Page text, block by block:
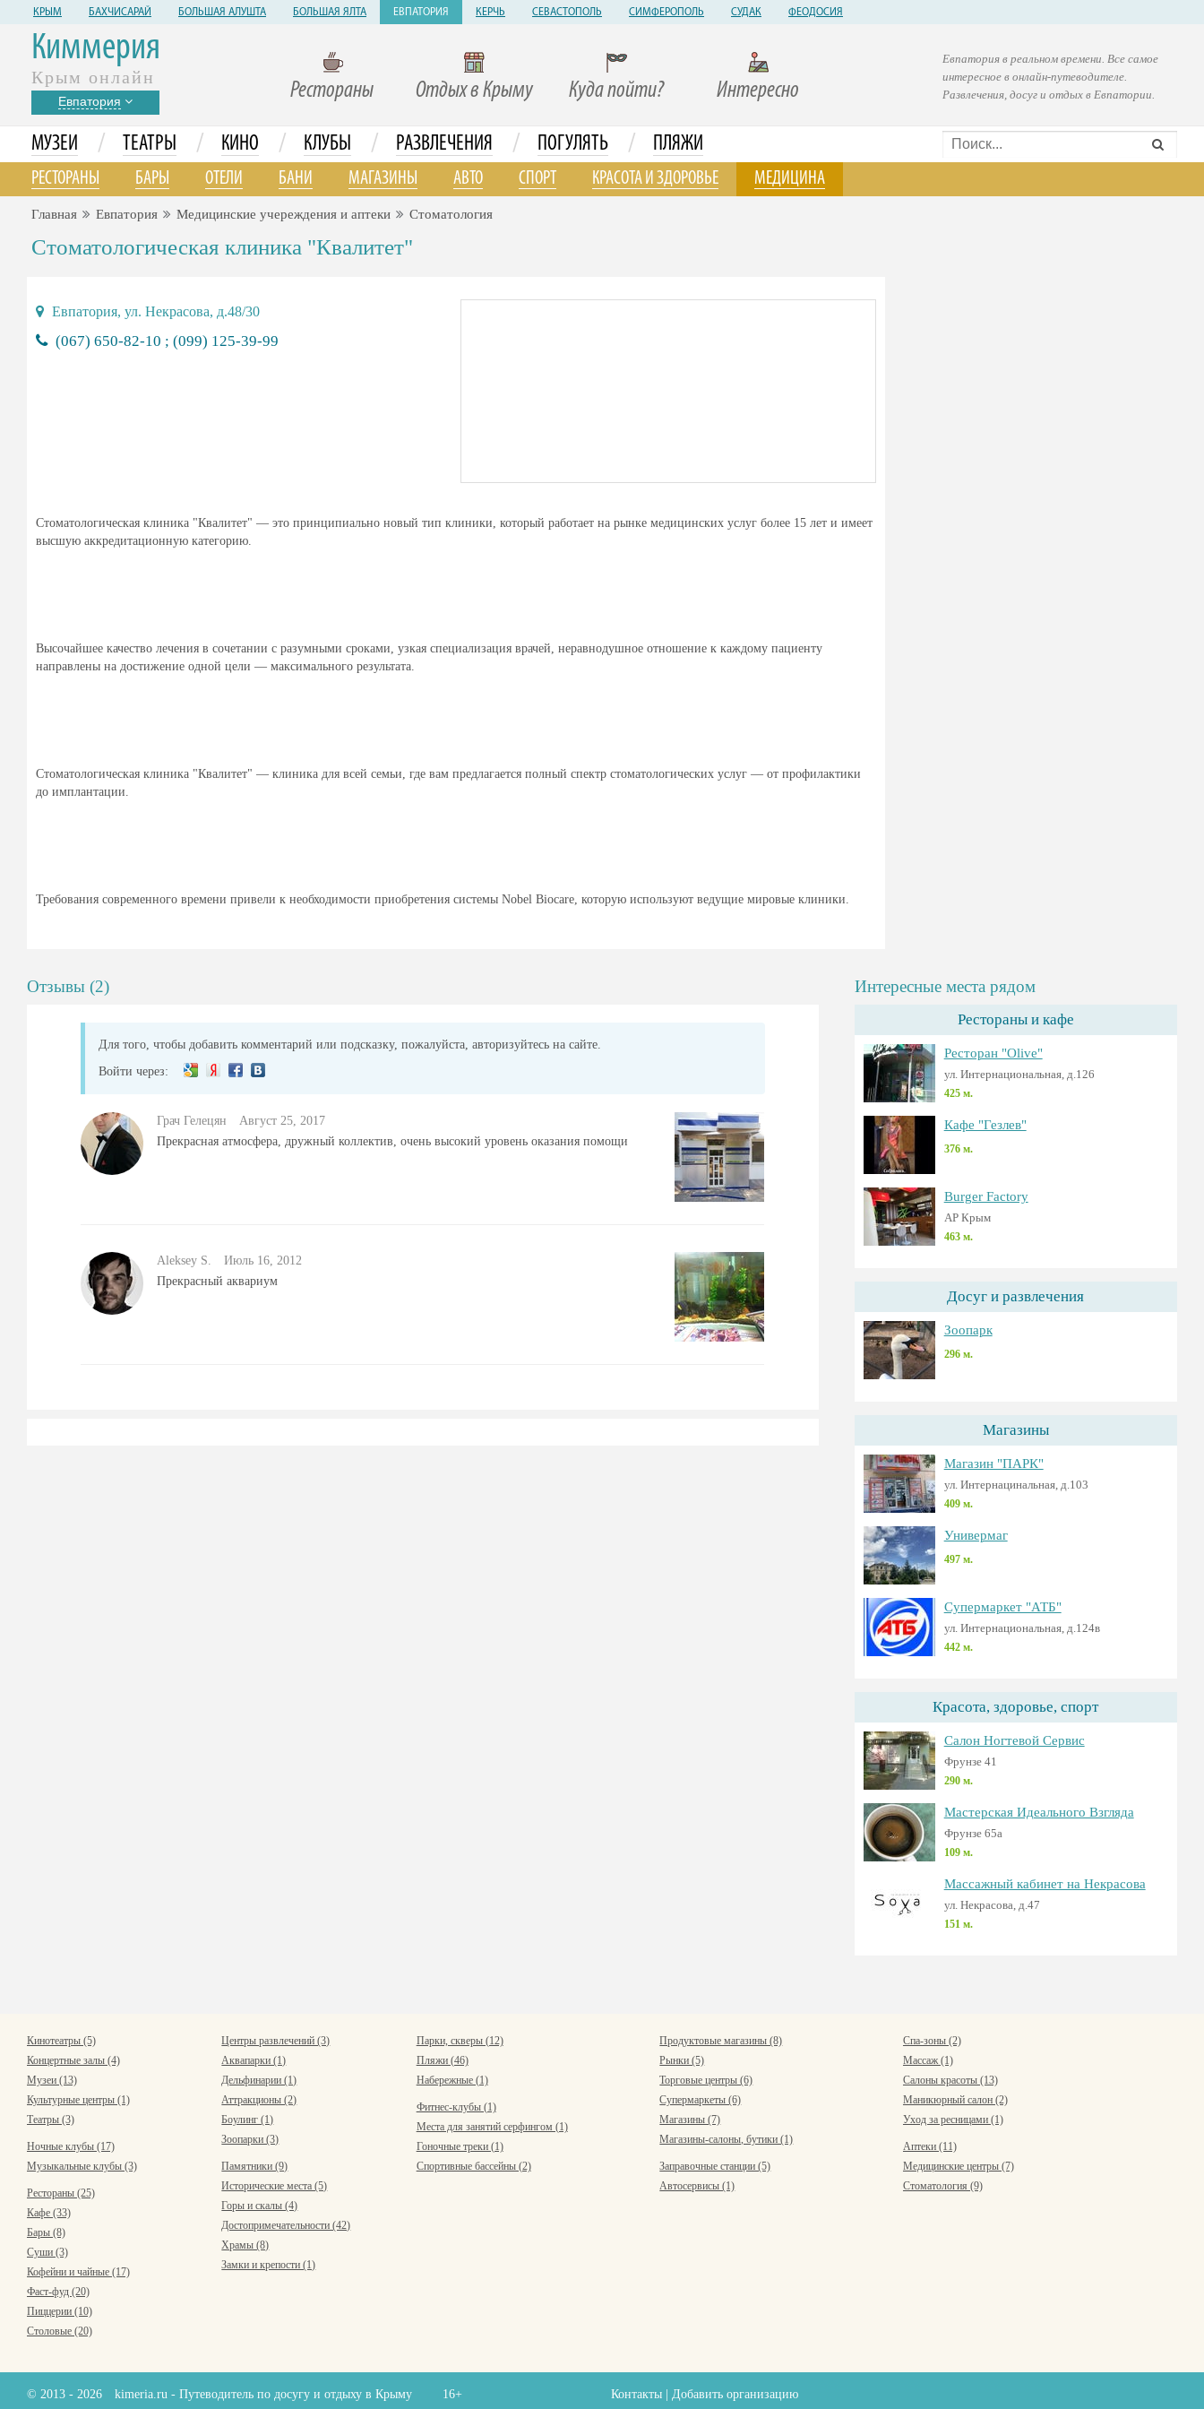
КРЫМ БАХЧИСАРАЙ БОЛЬШАЯ АЛУШТА БОЛЬШАЯ ЯЛТА ЕВПАТОРИЯ КЕРЧЬ СЕВАСТОПОЛЬ СИМФЕРОПОЛЬ СУДАК ФЕОДОСИЯ
Киммерия
Крым онлайн
Евпатория Рестораны Отдых в Крыму Куда пойти? Интересно
Евпатория в реальном времени. Все самое
интересное в онлайн-путеводителе.
Развлечения, досуг и отдых в Евпатории.
МУЗЕИ / ТЕАТРЫ / КИНО / КЛУБЫ / РАЗВЛЕЧЕНИЯ / ПОГУЛЯТЬ / ПЛЯЖИ
РЕСТОРАНЫ БАРЫ ОТЕЛИ БАНИ МАГАЗИНЫ АВТО СПОРТ КРАСОТА И ЗДОРОВЬЕ МЕДИЦИНА
Главная Евпатория Медицинские учереждения и аптеки Стоматология
Стоматологическая клиника "Квалитет"
Евпатория, ул. Некрасова, д.48/30
(067) 650-82-10 ; (099) 125-39-99
Стоматологическая клиника "Квалитет" — это принципиально новый тип клиники, который работает на рынке медицинских услуг более 15 лет и имеет
высшую аккредитационную категорию.
Высочайшее качество лечения в сочетании с разумными сроками, узкая специализация врачей, неравнодушное отношение к каждому пациенту
направлены на достижение одной цели — максимального результата.
Стоматологическая клиника "Квалитет" — клиника для всей семьи, где вам предлагается полный спектр стоматологических услуг — от профилактики
до имплантации.
Требования современного времени привели к необходимости приобретения системы Nobel Biocare, которую используют ведущие мировые клиники.
Отзывы (2)
Для того, чтобы добавить комментарий или подсказку, пожалуйста, авторизуйтесь на сайте.
Войти через:
Грач Гелецян
Август 25, 2017
Прекрасная атмосфера, дружный коллектив, очень высокий уровень оказания помощи
Aleksey S.
Июль 16, 2012
Прекрасный аквариум
Интересные места рядом
Рестораны и кафе
Ресторан "Olive"
ул. Интернациональная, д.126
425 м.
Кафе "Гезлев"
376 м.
Burger Factory
АР Крым
463 м.
Досуг и развлечения
Зоопарк
296 м.
Магазины
Магазин "ПАРК"
ул. Интернацинальная, д.103
409 м.
Универмаг
497 м.
Супермаркет "АТБ"
ул. Интернациональная, д.124в
442 м.
Красота, здоровье, спорт
Салон Ногтевой Сервис
Фрунзе 41
290 м.
Мастерская Идеального Взгляда
Фрунзе 65а
109 м.
Массажный кабинет на Некрасова
ул. Некрасова, д.47
151 м.
Кинотеатры (5)
Концертные залы (4)
Музеи (13)
Культурные центры (1)
Театры (3)
Ночные клубы (17)
Музыкальные клубы (3)
Рестораны (25)
Кафе (33)
Бары (8)
Суши (3)
Кофейни и чайные (17)
Фаст-фуд (20)
Пиццерии (10)
Столовые (20)
Центры развлечений (3)
Аквапарки (1)
Дельфинарии (1)
Аттракционы (2)
Боулинг (1)
Зоопарки (3)
Памятники (9)
Исторические места (5)
Горы и скалы (4)
Достопримечательности (42)
Храмы (8)
Замки и крепости (1)
Парки, скверы (12)
Пляжи (46)
Набережные (1)
Фитнес-клубы (1)
Места для занятий серфингом (1)
Гоночные треки (1)
Спортивные бассейны (2)
Продуктовые магазины (8)
Рынки (5)
Торговые центры (6)
Супермаркеты (6)
Магазины (7)
Магазины-салоны, бутики (1)
Заправочные станции (5)
Автосервисы (1)
Спа-зоны (2)
Массаж (1)
Салоны красоты (13)
Маникюрный салон (2)
Уход за ресницами (1)
Аптеки (11)
Медицинские центры (7)
Стоматология (9)
© 2013 - 2026 kimeria.ru - Путеводитель по досугу и отдыху в Крыму 16+ Контакты Добавить организацию